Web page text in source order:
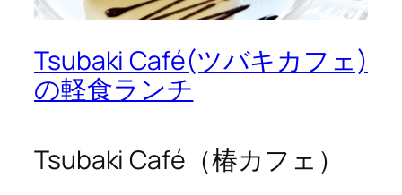
Tsubaki Café(ツバキカフェ)
の軽食ランチ
Tsubaki Café（椿カフェ）